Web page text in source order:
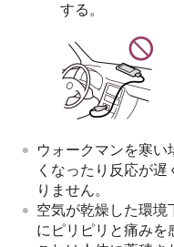
する。
ウォークマンを寒
くなったり反応が
りません。
空気が乾燥した環境
にピリピリと痛みを